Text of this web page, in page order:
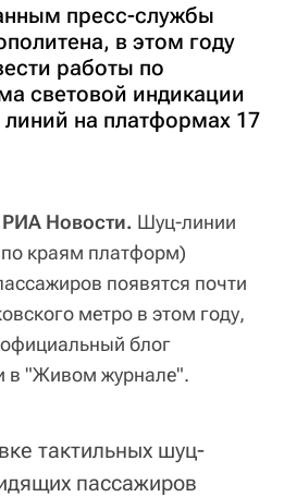
пресс-службы
в этом году
работы по
световой индикации
на платформах 17
Новости. Шуц-линии
краям платформ)
появятся почти
метро в этом году,
блог
в "Живом журнале".
тактильных шуц-
пассажиров